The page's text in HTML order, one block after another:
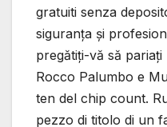
gratuiti senza
siguranța și
pregătiți-vă să
Rocco Palumbo e
ten del chip count.
pezzo di titolo di un